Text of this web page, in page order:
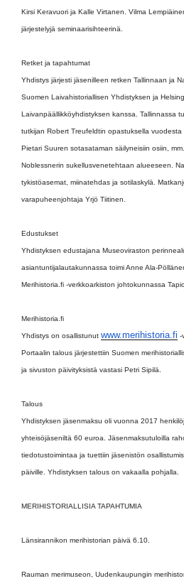
Kirsi Keravuori ja Kalle Virtanen. Vilma
järjestelyjä seminaarisihteerinä.
Retket ja tapahtumat
Yhdistys järjesti jäsenilleen retken Tallinnaan ja
Suomen Laivahistoriallisen Yhdistyksen ja
Laivanpäällikköyhdistyksen kanssa. Tallinnassa
tutkijan Robert Treufeldtin opastuksella
Pietari Suuren sotasataman säilyneisiin osiin,
Noblessnerin sukellusvenetehtaan alueeseen.
tykistöasemat, miinatehdas ja sotilaskylä.
varapuheenjohtaja Yrjö Tiitinen.
Edustukset
Yhdistyksen edustajana Museoviraston
asiantuntijalautakunnassa toimi Anne Ala-
Merihistoria.fi -verkkoarkiston johtokunnassa
Merihistoria.fi
Yhdistys on osallistunut www.merihistoria.fi -
Portaalin talous järjestettiin Suomen
ja sivuston päivityksistä vastasi Petri Sipilä.
Talous
Yhdistyksen jäsenmaksu oli vuonna 2017
yhteisöjäseniltä 60 euroa. Jäsenmaksutuloilla
tiedotustoimintaa ja tuettiin jäsenistön
päiville. Yhdistyksen talous on vakaalla pohjalla.
MERIHISTORIALLISIA TAPAHTUMIA
Länsirannikon merihistorian päivä 6.10.
Rauman merimuseon, Uudenkaupungin